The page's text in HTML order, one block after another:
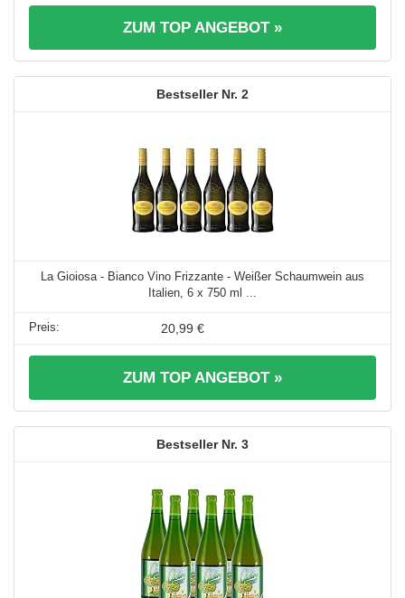
ZUM TOP ANGEBOT »
2
La Gioiosa - Bianco Vino Frizzante - Weißer Schaumwein aus
Italien, 6 x 750 ml ...
20,99 €
ZUM TOP ANGEBOT »
3